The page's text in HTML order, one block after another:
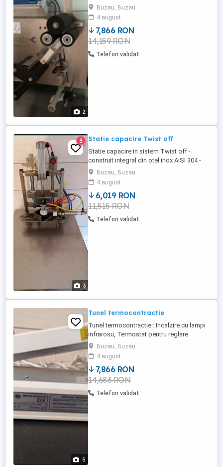
2
304 -capacitate :500-800 borcane h -
legatura electrica:220 V 50 Hz -
dimensiune: 600 mm X 650 mm X H 750
mm Prețul nu include TVA
Buzau, Buzau
4 august
7,866 RON
14,159 RON
Telefon validat
3
3 Statie capacire Twist off
Statie capacire in sistem Twist off -
construit integral din otel inox AISI 304 -
sistem pneumatic de fixare a
borcanelor(sticlelor) - sistem de capacire
pneumatic tip Twist-Off -capetele
interschimbabile dupa dimensiunile cerute
-dimensiune statie: 600 mm X 850 mm X H
950 mm Prețul nu include TVA
Buzau, Buzau
4 august
6,019 RON
11,515 RON
Telefon validat
5
Tunel termocontractie
Tunel termocontractie : Incalzire cu lampi
infrarosu, Termostat pentru reglare
temperature, Productivitate: max 500 pach
ora; Dispozitiv de sigilat folie: Lungime de
lipire : 450 mm, Productivitate: max 400
pach ora;
Buzau, Buzau
4 august
7,866 RON
14,683 RON
Telefon validat